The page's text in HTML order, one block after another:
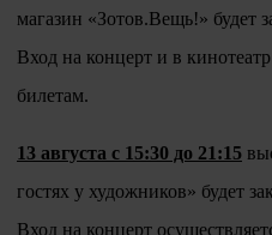
магазин «Зотов.Вещь!» будет
Вход на концерт и в
билетам.
13 августа с 15:30 до 21:15
гостях у художников» будет
Вход на концерт